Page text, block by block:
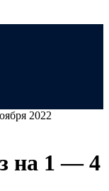
2022
на 1 — 4